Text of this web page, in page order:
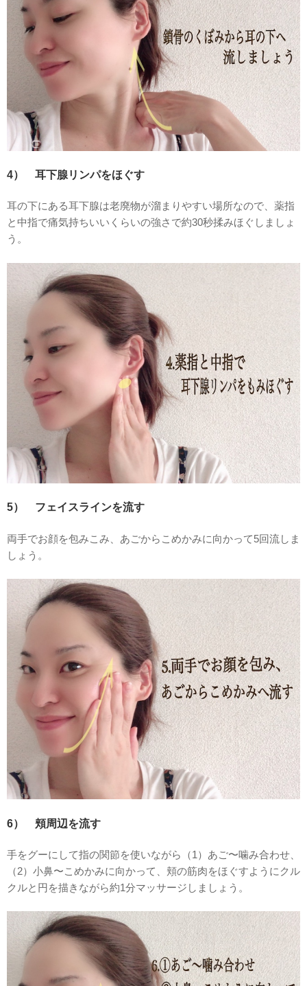
4） 耳下腺リンパをほぐす
耳の下にある耳下腺は老廃物が溜まりやすい場所なので、薬指
と中指で痛気持ちいいくらいの強さで約30秒揉みほぐしましょ
う。
5） フェイスラインを流す
両手でお顔を包みこみ、あごからこめかみに向かって5回流しま
しょう。
6） 頬周辺を流す
手をグーにして指の関節を使いながら（1）あご〜噛み合わせ、
（2）小鼻〜こめかみに向かって、頬の筋肉をほぐすようにクル
クルと円を描きながら約1分マッサージしましょう。